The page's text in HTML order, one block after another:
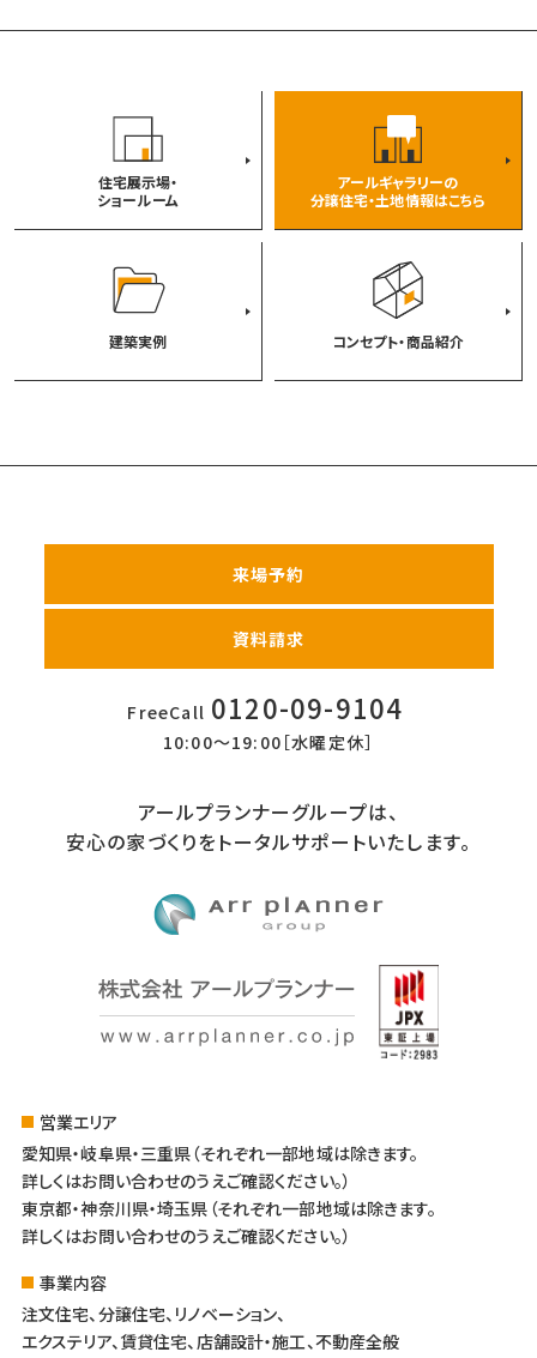
住宅展示場・
ショールーム
アールギャラリーの
分譲住宅・土地情報はこちら
建築実例 コンセプト・商品紹介
来場予約
資料請求
FreeCall 0120-09-9104
10:00〜19:00［水曜定休］
アールプランナーグループは、
安心の家づくりをトータルサポートいたします。
営業エリア
愛知県・岐阜県・三重県（それぞれ一部地域は除きます。
詳しくはお問い合わせのうえご確認ください。）
東京都・神奈川県・埼玉県（それぞれ一部地域は除きます。
詳しくはお問い合わせのうえご確認ください。）
事業内容
注文住宅、分譲住宅、リノベーション、
エクステリア、賃貸住宅、店舗設計・施工、不動産全般